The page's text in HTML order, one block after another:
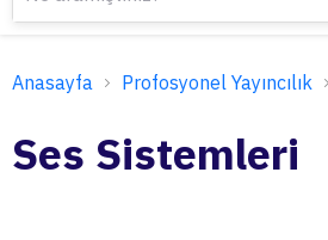
Anasayfa Profosyonel Yayıncılık
Ses Sistemleri